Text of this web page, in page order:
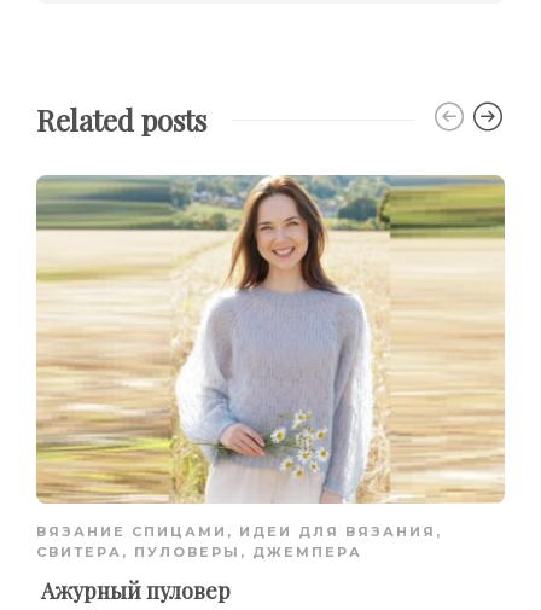
Related posts
ВЯЗАНИЕ СПИЦАМИ , ИДЕИ ДЛЯ ВЯЗАНИЯ ,
СВИТЕРА, ПУЛОВЕРЫ, ДЖЕМПЕРА
Ажурный пуловер